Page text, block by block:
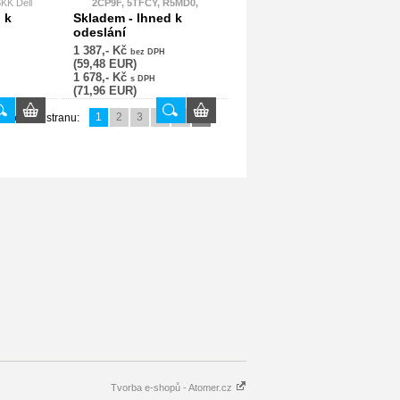
Dell
451-
Ion -
k
2CP9F, 5TFCY, R5MD0,
YD8XC, 9P4D2, VVXTW,
VY9ND, 5PYY9, RYXXH
Originální baterie Dell
Skladem - Ihned k
odeslání
1 387,- Kč bez DPH
(59,48 EUR)
1 678,- Kč s DPH
(71,96 EUR)
Zobrazit stranu: 1 2 3 ... »
Tvorba e-shopů - Atomer.cz